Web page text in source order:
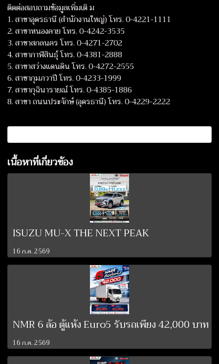
ติดต่อสอบถามข้อมูลเพิ่มเติ ม
1. สาขาอุดรธานี (สำนักงานใหญ่) โทร. 0-4221-1111
2. สาขาหนองคาย โทร. 0-4242-3535
3. สาขาสกลนคร โทร. 0-4271-2702
4. สาขากาฬสินธุ์ โทร. 0-4381-2888
5. สาขาสว่างแดนดิน โทร. 0-4272-2555
6. สาขากุมภวาปี โทร. 0-4233-1999
7. สาขากุฉินารายณ์ โทร. 0-4385-1886
8. สาขา ถนนประจักษ์ (อุดรธานี) โทร. 0-4229-2222
เนื้อหาที่เกี่ยวข้อง
ISUZU MU-X THE NEXT PEAK
16 ก.ค. 2569
NMR 6 ล้อ ตู้แห้ง Euro5 รับรถเพียง 42,000 บาท
16 ก.ค. 2569